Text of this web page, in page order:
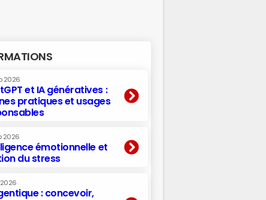
2026
et IA génératives :
pratiques et usages
2026
émotionnelle et
du stress
2026
: concevoir,